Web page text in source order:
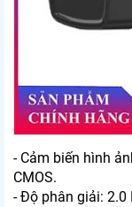
- Cảm biến hình
CMOS.
- Độ phân giải: 2.0